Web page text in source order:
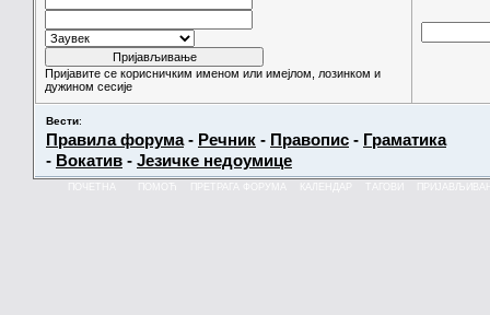
Пријавите се корисничким именом или имејлом, лозинком и
дужином сесије
Вести:
Правила форума- Речник - Правопис - Граматика
- Вокатив - Језичке недоумице
КАЛЕНДАР